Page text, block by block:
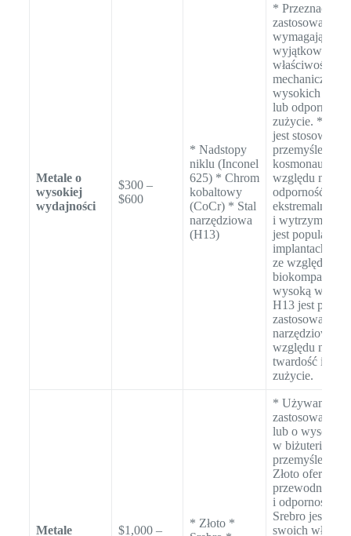
Metale o
wysokiej
wydajności
$300 –
$600
* Nadstopy
niklu (Inconel
625) * Chrom
kobaltowy
(CoCr) * Stal
narzędziowa
(H13)
*
zastosowań
wymagających
wyjątkowych
właściwości
wysokich
lub odporności
zużycie. *
jest stosowany
przemyśle
względu na
odporność na
ekstremalne
i
jest popularny
implantach
ze względu na
wysoką
H13 jest
zastosowaniach
narzędziowych
względu na
twardość i
zużycie.
Metale $1,000 –
* Złoto *
* Używany
zastosowań
lub o wysokiej
w biżuterii,
przemyśle
Złoto oferuje
przewodność
i odporność na
Srebro jest
swoich